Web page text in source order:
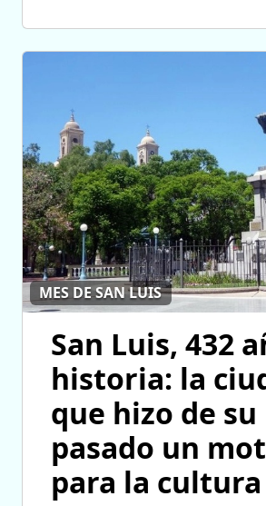
MES DE SAN LUIS
San Luis, 432
historia: la
que hizo de su
pasado un
para la cultura